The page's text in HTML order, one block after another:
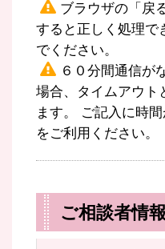
ブラウザの「戻
すると正しく処理で
でください。
６０分間通信が
場合、タイムアウト
ます。 ご記入に時
をご利用ください。
ご相談者情報